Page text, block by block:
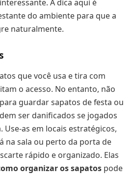
A dica aqui é
do ambiente para que a
naturalmente.
que você usa e tira com
o acesso. No entanto, não
guardar sapatos de festa ou
ser danificados se jogados
Use-as em locais estratégicos,
na sala ou perto da porta de
rápido e organizado. Elas
organizar os sapatos pode